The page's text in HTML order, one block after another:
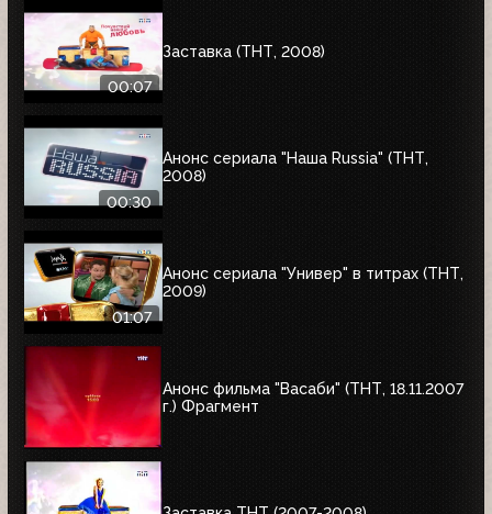
00:07
Заставка (ТНТ, 2008)
00:30
Анонс сериала "Наша Russia" (ТНТ,
2008)
01:07
Анонс сериала "Универ" в титрах (ТНТ,
2009)
Анонс фильма "Васаби" (ТНТ, 18.11.2007
г.) Фрагмент